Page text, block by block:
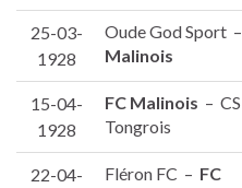
25-03-
1928
Oude God Sport –
Malinois
15-04-
1928
FC Malinois – CS
Tongrois
22-04- Fléron FC – FC